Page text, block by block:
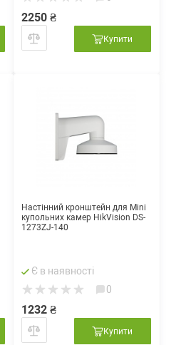
2250 ₴
Купити
Настінний кронштейн для Mini
купольних камер HikVision DS-
1273ZJ-140
Є в наявності
0
1232 ₴
Купити